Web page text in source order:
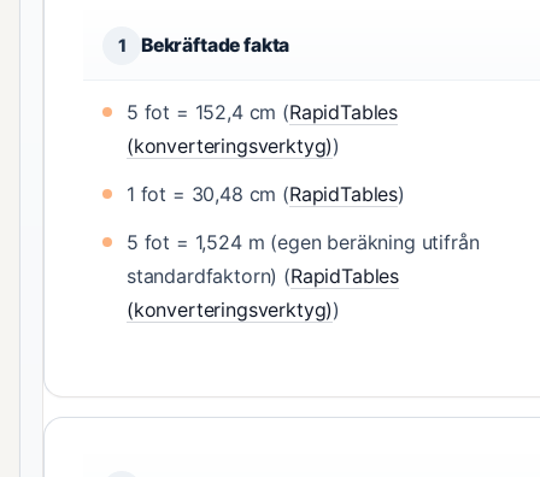
1 Bekräftade fakta
5 fot = 152,4 cm (RapidTables
(konverteringsverktyg))
1 fot = 30,48 cm (RapidTables)
5 fot = 1,524 m (egen beräkning utifrån
standardfaktorn) (RapidTables
(konverteringsverktyg))